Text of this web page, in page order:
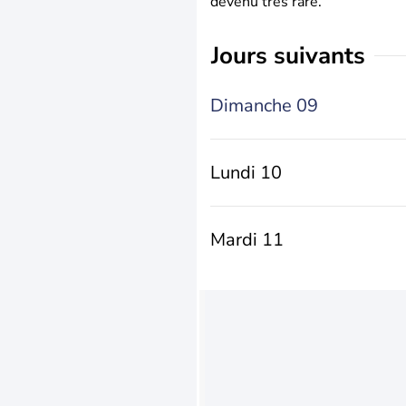
jours suivants
Dimanche 09
Lundi 10
Mardi 11